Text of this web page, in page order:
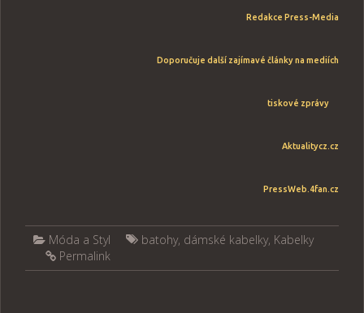
Redakce Press-Media
Doporučuje další zajímavé články na mediích
tiskové zprávy
Aktualitycz.cz
PressWeb.4fan.cz
Móda a Styl batohy, dámské kabelky, Kabelky
Permalink